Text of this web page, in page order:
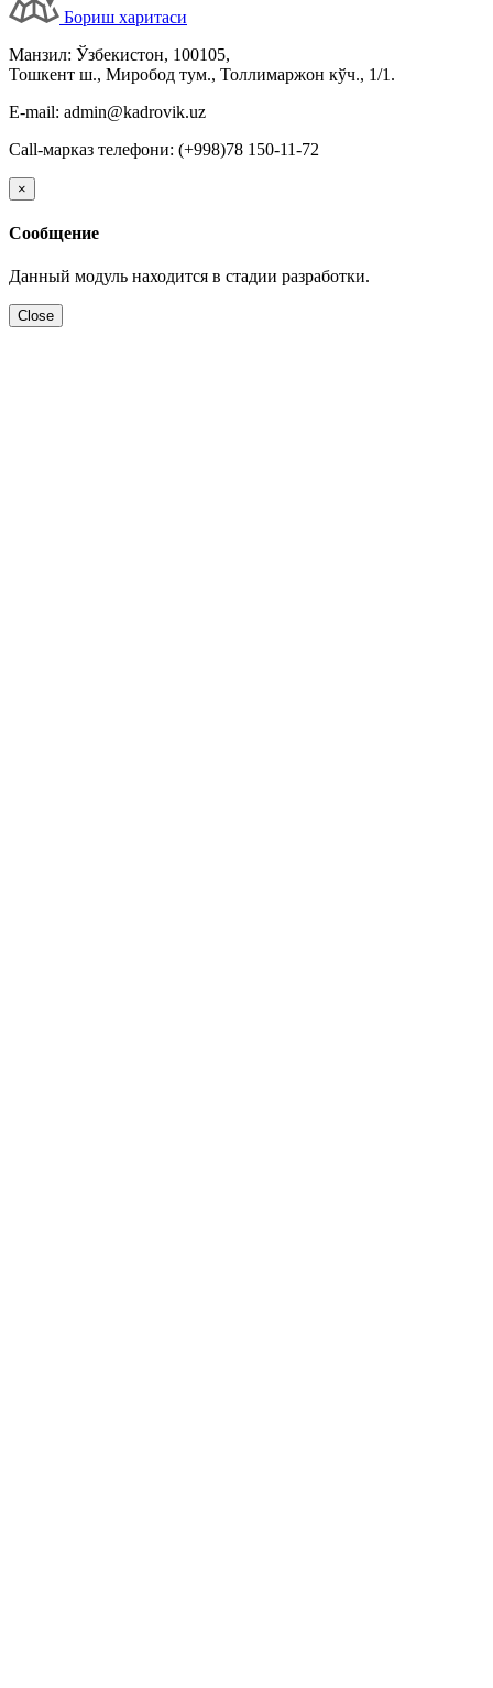
Бориш харитаси
Манзил: Ўзбекистон, 100105,
Тошкент ш., Миробод тум., Толлимаржон кўч., 1/1.
E-mail: admin@kadrovik.uz
Call-марказ телефони: (+998)78 150-11-72
×
Сообщение
Данный модуль находится в стадии разработки.
Close